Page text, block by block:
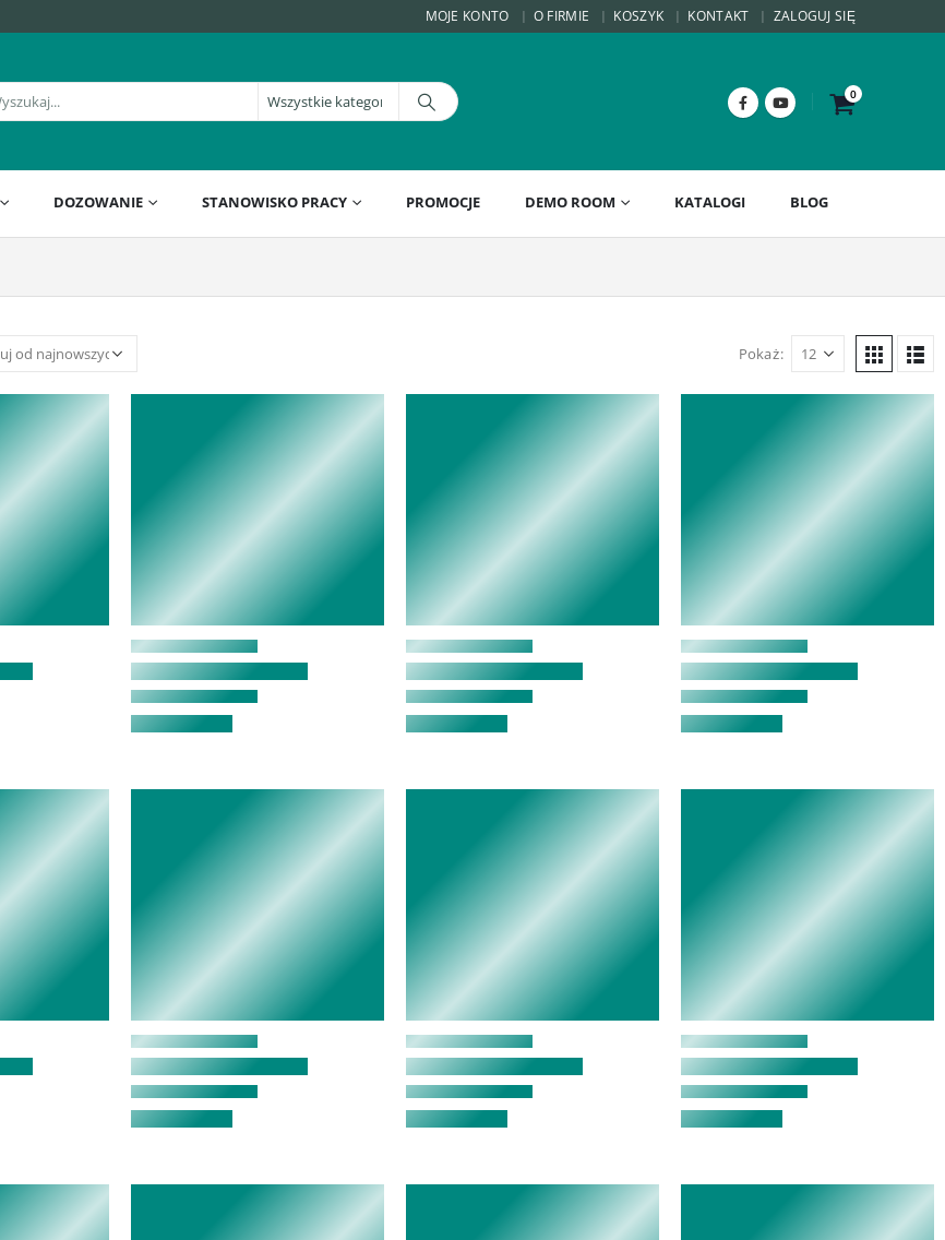
MOJE KONTO O FIRMIE KOSZYK KONTAKT ZALOGUJ SIĘ
0
DOZOWANIE STANOWISKO PRACY PROMOCJE DEMO ROOM KATALOGI BLOG
Pokaż: